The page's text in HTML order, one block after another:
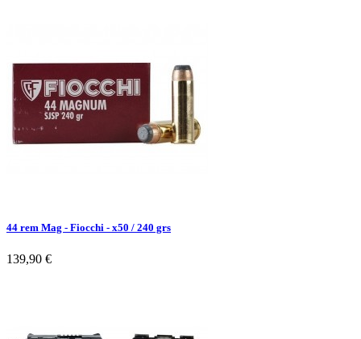
44 rem Mag - Fiocchi - x50 / 240 grs
139,90 €